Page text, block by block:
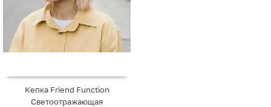
Кепка Friend Function
Светоотражающая